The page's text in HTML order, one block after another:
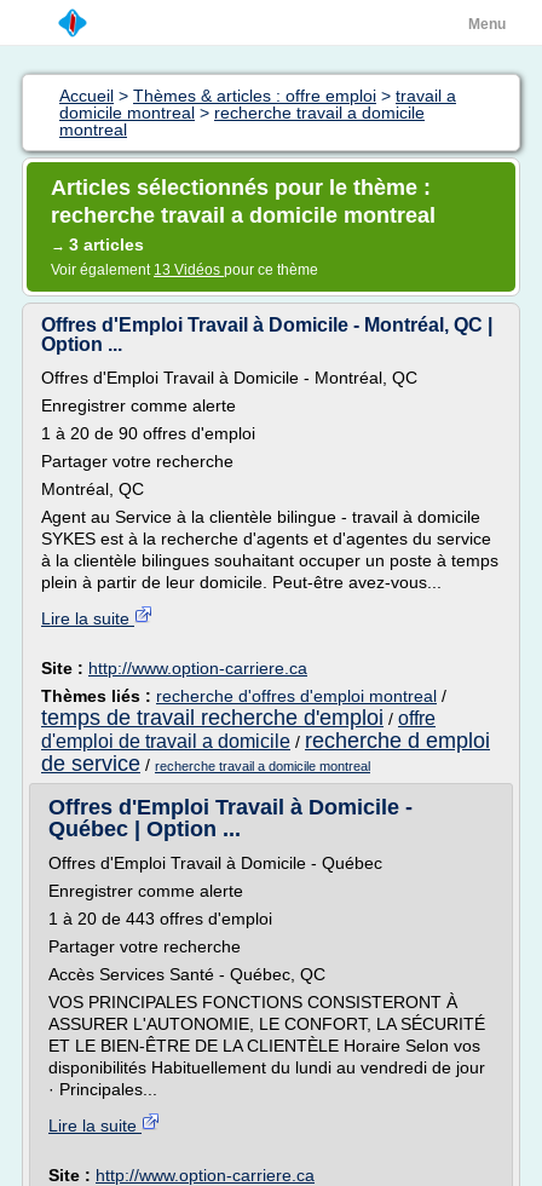
Menu
Accueil > Thèmes & articles : offre emploi > travail a
domicile montreal > recherche travail a domicile
montreal
Articles sélectionnés pour le thème :
recherche travail a domicile montreal
→ 3 articles
Voir également 13 Vidéos pour ce thème
Offres d'Emploi Travail à Domicile - Montréal, QC |
Option ...
Offres d'Emploi Travail à Domicile - Montréal, QC
Enregistrer comme alerte
1 à 20 de 90 offres d'emploi
Partager votre recherche
Montréal, QC
Agent au Service à la clientèle bilingue - travail à domicile
SYKES est à la recherche d'agents et d'agentes du service
à la clientèle bilingues souhaitant occuper un poste à temps
plein à partir de leur domicile. Peut-être avez-vous...
Lire la suite
Site : http://www.option-carriere.ca
Thèmes liés : recherche d'offres d'emploi montreal /
temps de travail recherche d'emploi / offre
d'emploi de travail a domicile / recherche d emploi
de service / recherche travail a domicile montreal
Offres d'Emploi Travail à Domicile -
Québec | Option ...
Offres d'Emploi Travail à Domicile - Québec
Enregistrer comme alerte
1 à 20 de 443 offres d'emploi
Partager votre recherche
Accès Services Santé - Québec, QC
VOS PRINCIPALES FONCTIONS CONSISTERONT À
ASSURER L'AUTONOMIE, LE CONFORT, LA SÉCURITÉ
ET LE BIEN-ÊTRE DE LA CLIENTÈLE Horaire Selon vos
disponibilités Habituellement du lundi au vendredi de jour
· Principales...
Lire la suite
Site : http://www.option-carriere.ca